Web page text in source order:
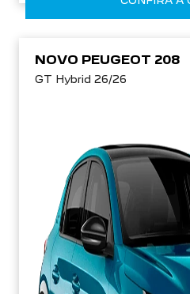
NOVO PEUGEOT 208
GT Hybrid 26/26